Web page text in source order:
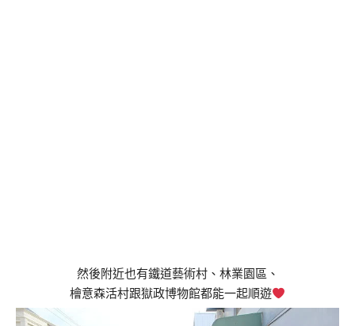
然後附近也有鐵道藝術村、林業園區、
檜意森活村跟獄政博物館都能一起順遊